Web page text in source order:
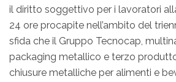
il diritto soggettivo per i lavoratori
24 ore procapite nell’ambito del
sfida che il Gruppo Tecnocap,
packaging metallico e terzo
chiusure metalliche per alimenti e